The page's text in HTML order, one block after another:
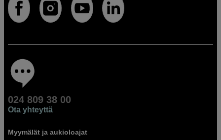
024 809 38 00
Ota yhteyttä
Myymälät ja aukioloajat